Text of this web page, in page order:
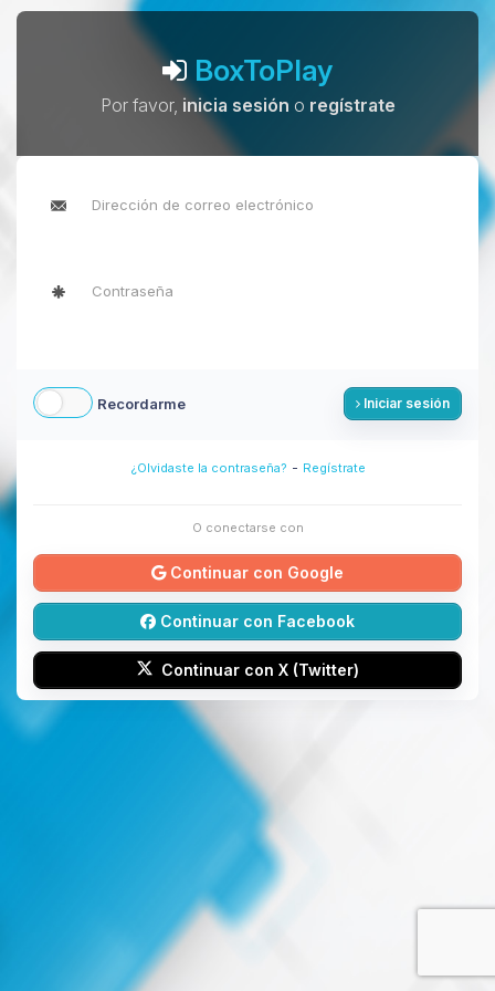
BoxToPlay
Por favor, inicia sesión o regístrate
Recordarme Iniciar sesión
¿Olvidaste la contraseña? - Regístrate
O conectarse con
Continuar con Google
Continuar con Facebook
Continuar con X (Twitter)